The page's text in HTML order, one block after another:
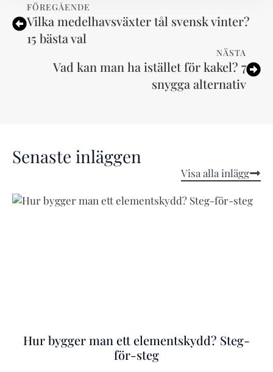
FÖREGÅENDE
Vilka medelhavsväxter tål svensk vinter?
15 bästa val
NÄSTA
Vad kan man ha istället för kakel? 7
snygga alternativ
Senaste inläggen
Visa alla inlägg
Hur bygger man ett elementskydd? Steg-
för-steg